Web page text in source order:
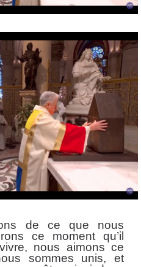
de ce que nous
ce moment qu’il
nous aimons ce
sommes unis, et